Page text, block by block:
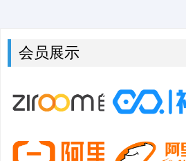
会员展示